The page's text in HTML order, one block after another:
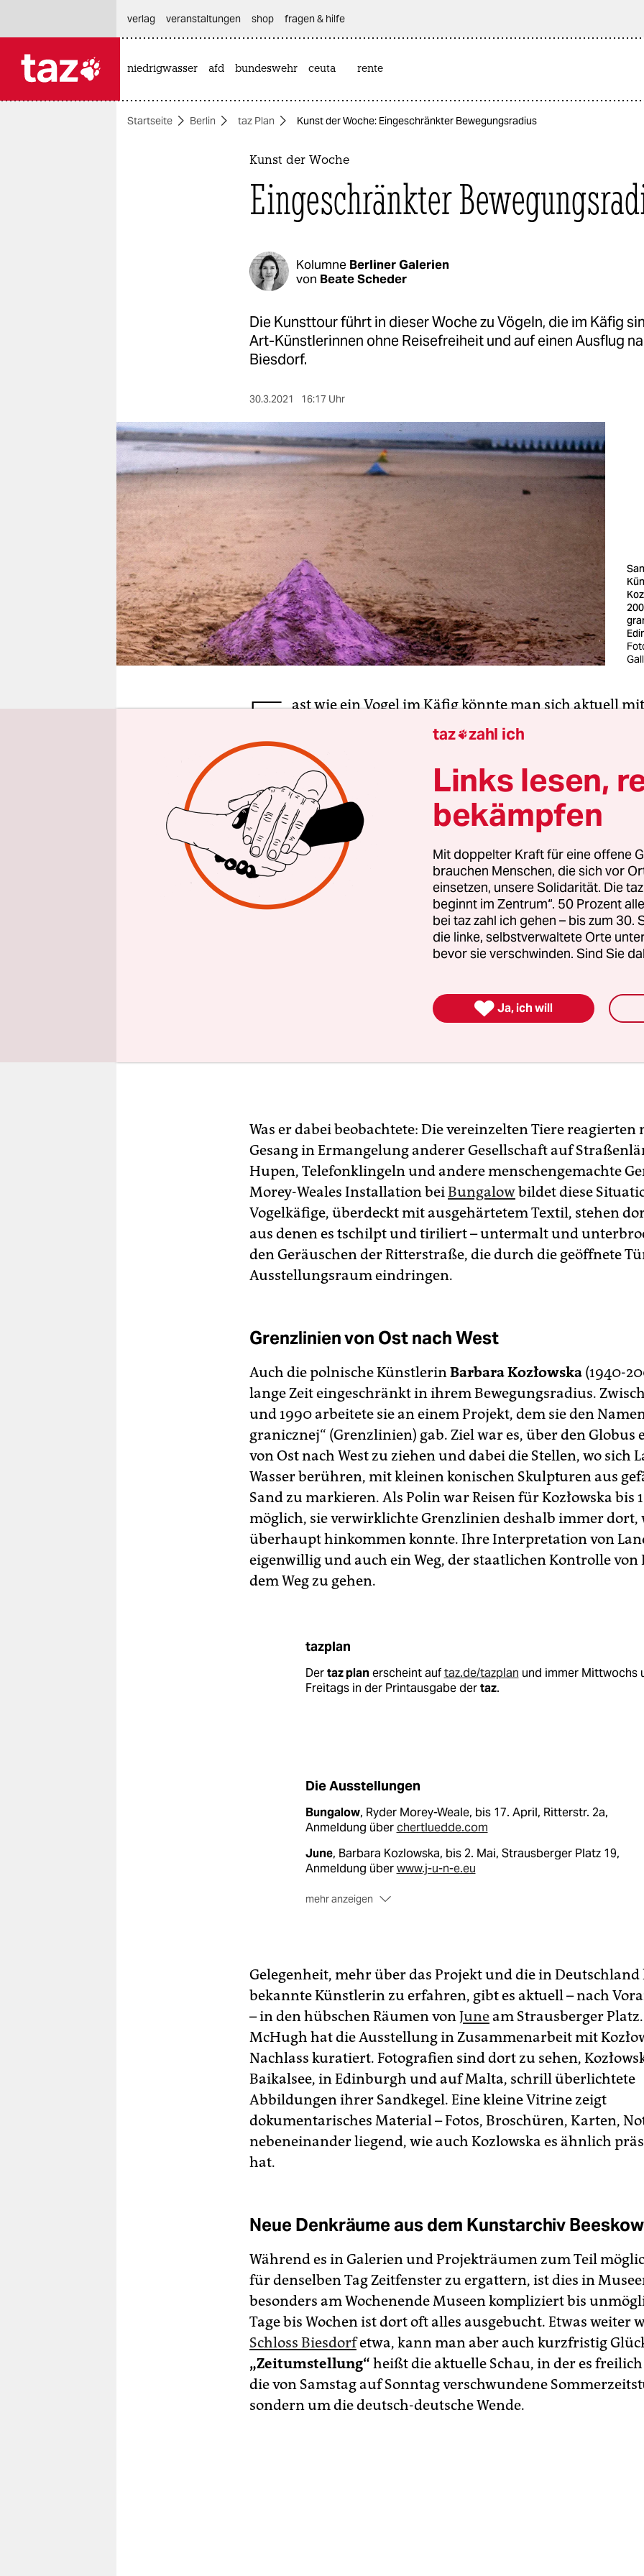
themen
verlag
verlag
veranstaltungen
shop
fragen & hilfe
unterstützen
abo
genossenschaft
epaper login
verlag
veranstaltungen shop fragen & hilfe
niedrigwasser afd bundeswehr ceuta rente
Startseite Berlin taz Plan Kunst der Woche: Eingeschränkter Bewegungsradius
Kunst der Woche
Eingeschränkter
Kolumne Berliner Galerien
von Beate Scheder
Die Kunsttour führt in dieser Woche zu Vögeln, die im Käfig
Art-Künstlerinnen ohne Reisefreiheit und auf einen Ausflug
Biesdorf.
30.3.2021 16:17 Uhr
F ast wie ein Vogel im Käfig könnte man sich aktuell
fühlen – wenn es regnet zum Beispiel.
Vögeln ein künstlerisches Denkmal gesetzt und
tatsächlich mit der Pandemie zu tun. Der Künstler war
Shanghai, als Covid-19 ausbrach. Kurz bevor er China
er Aufnahmen von in Käfigen gehaltenen Singvögeln auf
der Stadt.
Was er dabei beobachtete: Die vereinzelten Tiere
Gesang in Ermangelung anderer Gesellschaft auf
Hupen, Telefonklingeln und andere menschengemachte
Morey-Weales Installation beiBungalowbildet diese
Vogelkäfige, überdeckt mit ausgehärtetem Textil, stehen
aus denen es tschilpt und tiriliert – untermalt und
den Geräuschen der Ritterstraße, die durch die geöffnete
Ausstellungsraum eindringen.
Grenzlinien von Ost nach West
Auch die polnische KünstlerinBarbara Kozłowska (1940-
lange Zeit eingeschränkt in ihrem Bewegungsradius.
und 1990 arbeitete sie an einem Projekt, dem sie den
granicznej“ (Grenzlinien) gab. Ziel war es, über den Globus
von Ost nach West zu ziehen und dabei die Stellen, wo sich
Wasser berühren, mit kleinen konischen Skulpturen aus
Sand zu markieren. Als Polin war Reisen für Kozłowska bis
möglich, sie verwirklichte Grenzlinien deshalb immer dort,
überhaupt hinkommen konnte. Ihre Interpretation von
eigenwillig und auch ein Weg, der staatlichen Kontrolle von
dem Weg zu gehen.
tazplan
Dertaz planerscheint auftaz.de/tazplan und immer Mittwochs
Freitags in der Printausgabe dertaz.
Die Ausstellungen
Bungalow, Ryder Morey-Weale, bis 17. April, Ritterstr. 2a,
Anmeldung überchertluedde.com
June, Barbara Kozlowska, bis 2. Mai, Strausberger Platz 19,
Anmeldung überwww.j-u-n-e.eu
mehr anzeigen
Gelegenheit, mehr über das Projekt und die in
bekannte Künstlerin zu erfahren, gibt es aktuell – nach
– in den hübschen Räumen vonJuneam Strausberger
McHugh hat die Ausstellung in Zusammenarbeit mit
Nachlass kuratiert. Fotografien sind dort zu sehen,
Baikalsee, in Edinburgh und auf Malta, schrill überlichtete
Abbildungen ihrer Sandkegel. Eine kleine Vitrine zeigt
dokumentarisches Material – Fotos, Broschüren, Karten,
nebeneinander liegend, wie auch Kozlowska es ähnlich
hat.
Neue Denkräume aus dem Kunstarchiv Beeskow
Während es in Galerien und Projekträumen zum Teil
für denselben Tag Zeitfenster zu ergattern, ist dies in
besonders am Wochenende Museen kompliziert bis
Tage bis Wochen ist dort oft alles ausgebucht. Etwas weiter
Schloss Biesdorfetwa, kann man aber auch kurzfristig
„Zeitumstellung“ heißt die aktuelle Schau, in der es
die von Samstag auf Sonntag verschwundene
sondern um die deutsch-deutsche Wende.
taz zahl ich
Links lesen,
bekämpfen
Mit doppelter Kraft für eine offene
brauchen Menschen, die sich vor
einsetzen, unsere Solidarität. Die
beginnt im Zentrum“. 50 Prozent
bei taz zahl ich gehen – bis zum
die linke, selbstverwaltete Orte
bevor sie verschwinden. Sind Sie
 Ja, ich will